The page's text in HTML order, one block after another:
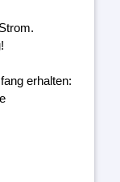
erhalten: